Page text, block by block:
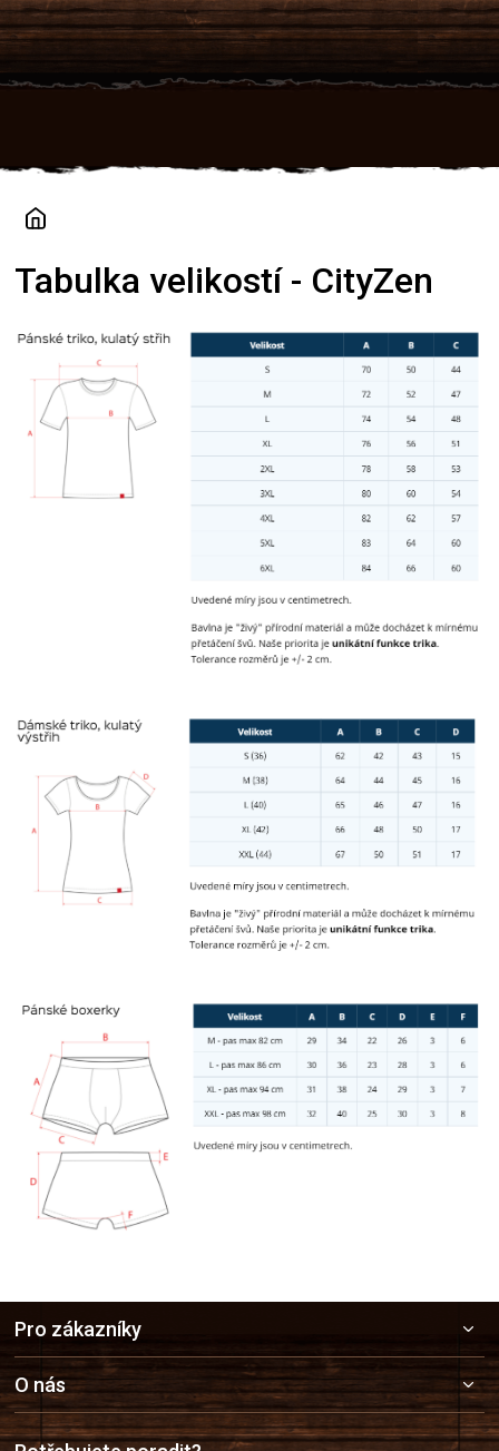
Přejít
na
obsah
Tabulka velikostí - CityZen
a
t
í
Pro zákazníky
O nás